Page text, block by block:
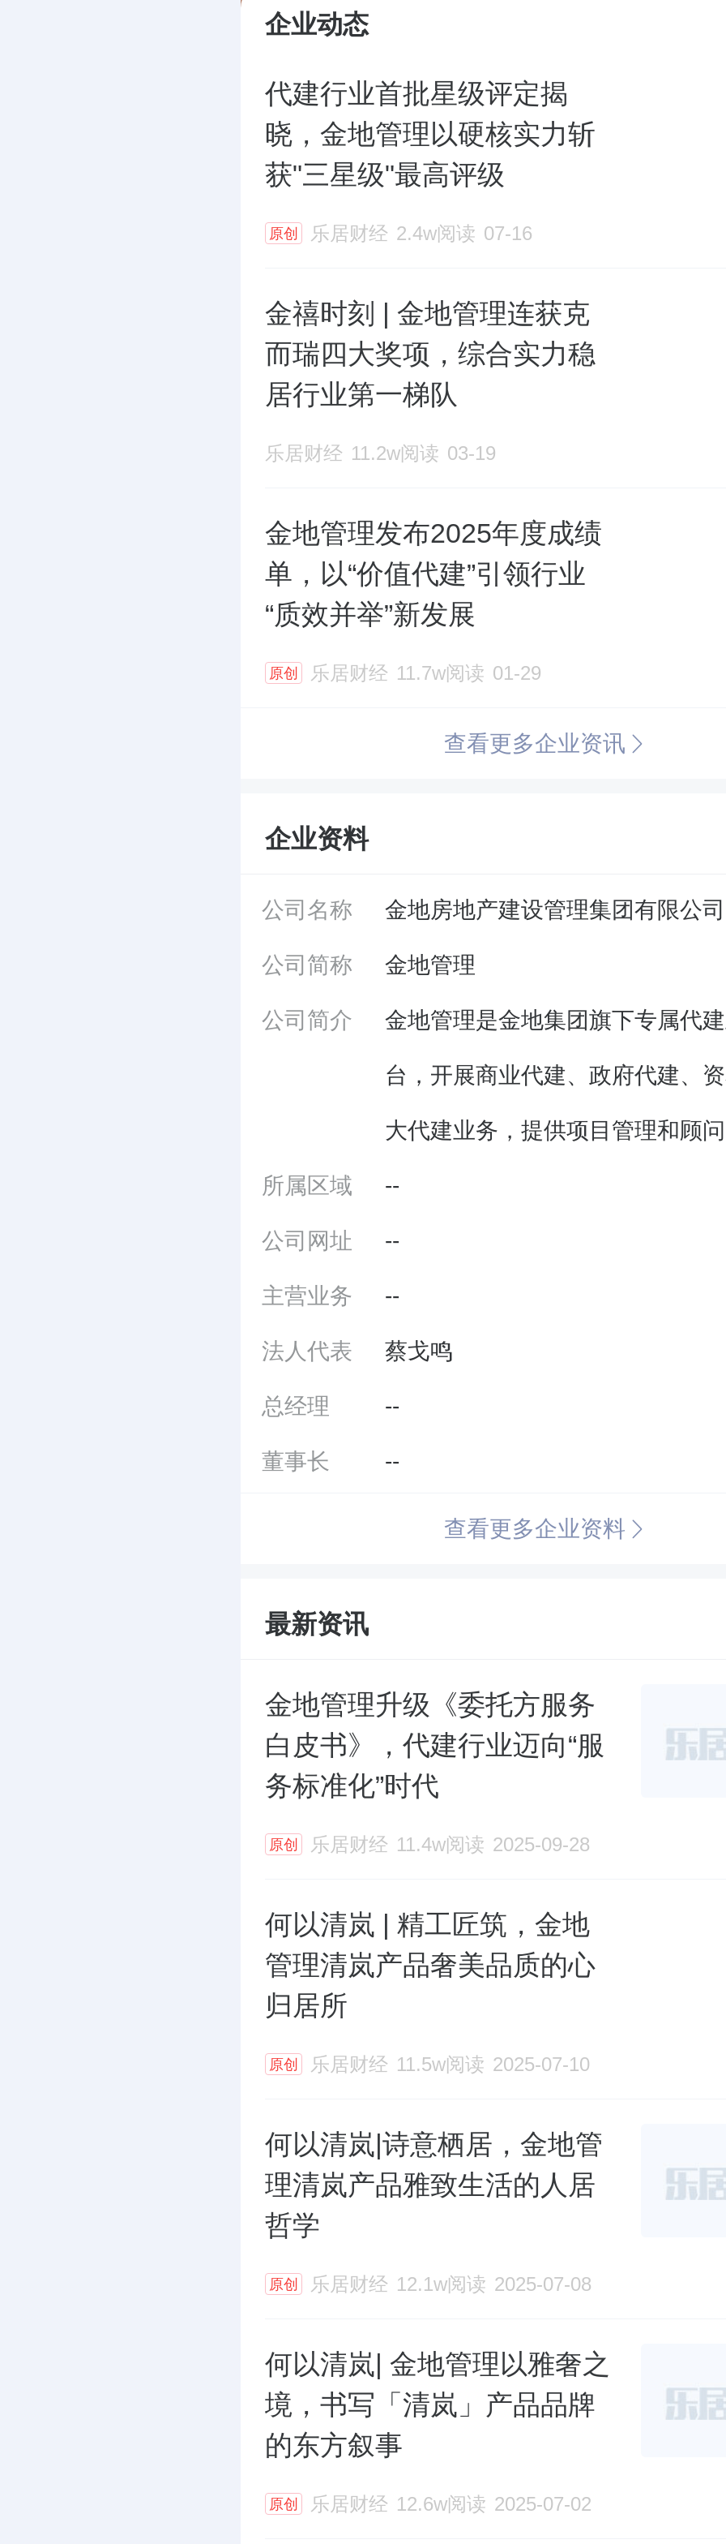
企业动态
代建行业首批星级评定揭
晓，金地管理以硬核实力斩
获"三星级"最高评级
原创 乐居财经 2.4w阅读 07-16
金禧时刻 | 金地管理连获克
而瑞四大奖项，综合实力稳
居行业第一梯队
乐居财经 11.2w阅读 03-19
金地管理发布2025年度成绩
单，以“价值代建”引领行业
“质效并举”新发展
原创 乐居财经 11.7w阅读 01-29
查看更多企业资讯
企业资料
公司名称 金地房地产建设管理集团有限公司
公司简称 金地管理
公司简介 金地管理是金地集团旗下专属代
台，开展商业代建、政府代建、
大代建业务，提供项目管理和顾
元服务。
所属区域 --
公司网址 --
主营业务 --
法人代表 蔡戈鸣
总经理 --
董事长 --
查看更多企业资料
最新资讯
金地管理升级《委托方服务
白皮书》，代建行业迈向“服
务标准化”时代
原创 乐居财经 11.4w阅读 2025-09-28
何以清岚 | 精工匠筑，金地
管理清岚产品奢美品质的心
归居所
原创 乐居财经 11.5w阅读 2025-07-10
何以清岚|诗意栖居，金地管
理清岚产品雅致生活的人居
哲学
原创 乐居财经 12.1w阅读 2025-07-08
何以清岚| 金地管理以雅奢之
境，书写「清岚」产品品牌
的东方叙事
原创 乐居财经 12.6w阅读 2025-07-02